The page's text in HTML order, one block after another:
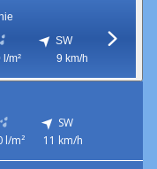
l/m²
SW
9 km/h
l/m²
SW
11 km/h